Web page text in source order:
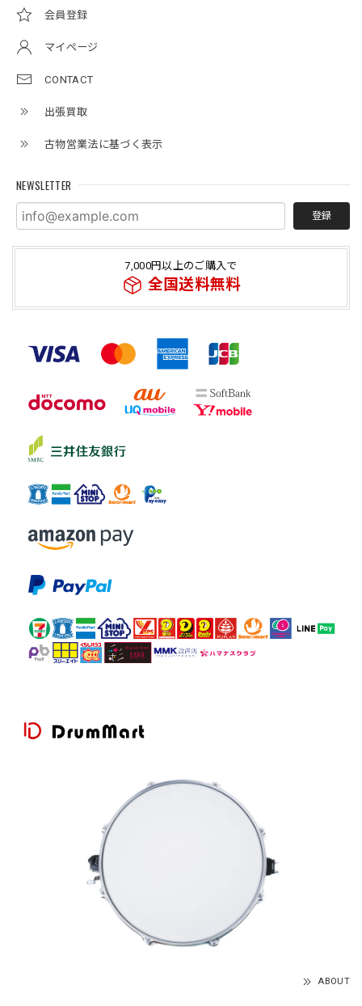
会員登録
マイページ
CONTACT
出張買取
古物営業法に基づく表示
NEWSLETTER
登録
7,000円以上のご購入で
全国送料無料
ABOUT